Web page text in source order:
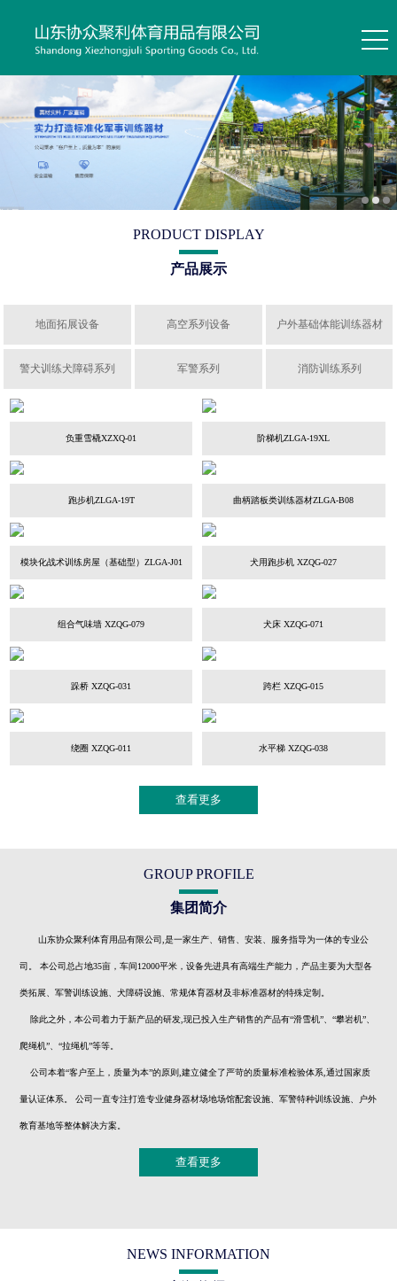
PRODUCT DISPLAY
产品展示
地面拓展设备 高空系列设备 户外基础体能训练器材
警犬训练犬障碍系列 军警系列 消防训练系列
负重雪橇XZXQ-01 阶梯机ZLGA-19XL
跑步机ZLGA-19T 曲柄踏板类训练器材ZLGA-B08
模块化战术训练房屋（基础型）ZLGA-J01 犬用跑步机 XZQG-027
组合气味墙 XZQG-079 犬床 XZQG-071
跺桥 XZQG-031 跨栏 XZQG-015
绕圈 XZQG-011 水平梯 XZQG-038
查看更多
GROUP PROFILE
集团简介
山东协众聚利体育用品有限公司,是一家生产、销售、安装、服务指导为一体的专业公
司。 本公司总占地35亩，车间12000平米，设备先进具有高端生产能力，产品主要为大型各
类拓展、军警训练设施、犬障碍设施、常规体育器材及非标准器材的特殊定制。
除此之外，本公司着力于新产品的研发,现已投入生产销售的产品有“滑雪机”、“攀岩机”、
爬绳机”、“拉绳机”等等。
公司本着“客户至上，质量为本”的原则,建立健全了严苛的质量标准检验体系,通过国家质
量认证体系。 公司一直专注打造专业健身器材场地场馆配套设施、军警特种训练设施、户外
教育基地等整体解决方案。
查看更多
NEWS INFORMATION